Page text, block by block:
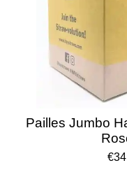
Pailles Jumbo